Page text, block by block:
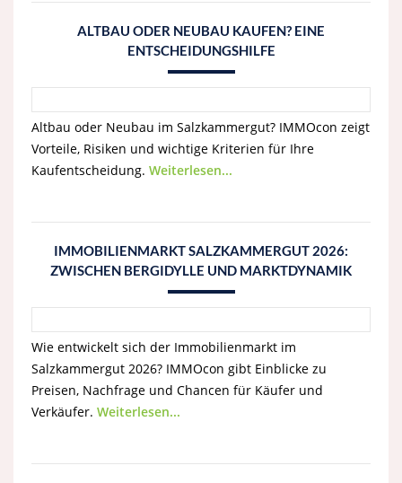
ALTBAU ODER NEUBAU KAUFEN? EINE
ENTSCHEIDUNGSHILFE
Altbau oder Neubau im Salzkammergut? IMMOcon zeigt
Vorteile, Risiken und wichtige Kriterien für Ihre
Kaufentscheidung. Weiterlesen...
IMMOBILIENMARKT SALZKAMMERGUT 2026:
ZWISCHEN BERGIDYLLE UND MARKTDYNAMIK
Wie entwickelt sich der Immobilienmarkt im
Salzkammergut 2026? IMMOcon gibt Einblicke zu
Preisen, Nachfrage und Chancen für Käufer und
Verkäufer. Weiterlesen...